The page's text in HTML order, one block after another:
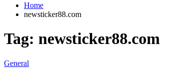
Home
newsticker88.com
Tag: newsticker88.com
General